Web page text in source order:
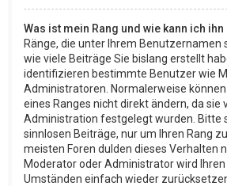
Was ist mein Rang und wie kann ich
Ränge, die unter Ihrem Benutzernamen
wie viele Beiträge Sie bislang erstellt
identifizieren bestimmte Benutzer wie
Administratoren. Normalerweise
eines Ranges nicht direkt ändern, da sie
Administration festgelegt wurden. Bitte
sinnlosen Beiträge, nur um Ihren Rang
meisten Foren dulden dieses Verhalten
Moderator oder Administrator wird
Umständen einfach wieder